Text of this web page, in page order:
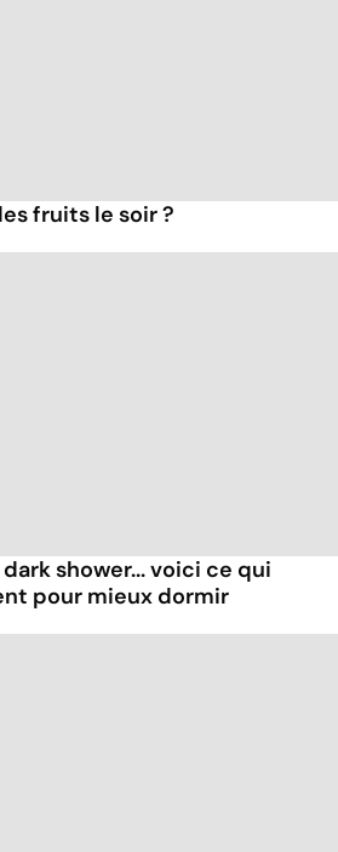
fruits le soir ?
shower... voici ce qui
pour mieux dormir